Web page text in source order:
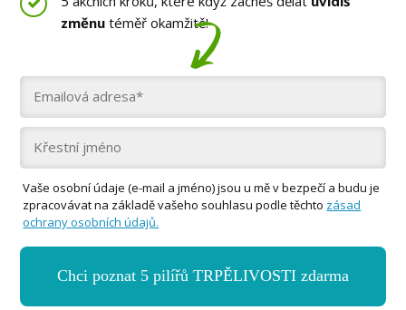
změnu téměř okamžitě!
Vaše osobní údaje (e-mail a jméno) jsou u mě v bezpečí a budu je
zpracovávat na základě vašeho souhlasu podle těchto zásad
ochrany osobních údajů.
Chci poznat 5 pilířů TRPĚLIVOSTI zdarma